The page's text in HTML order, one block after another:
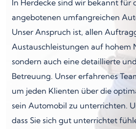
In Herdecke sind wir bekannt für
angebotenen umfangreichen
Unser Anspruch ist, allen
Austauschleistungen auf hohem
sondern auch eine detaillierte
Betreuung. Unser erfahrenes
um jeden Klienten über die
sein Automobil zu unterrichten.
dass Sie sich gut unterrichtet